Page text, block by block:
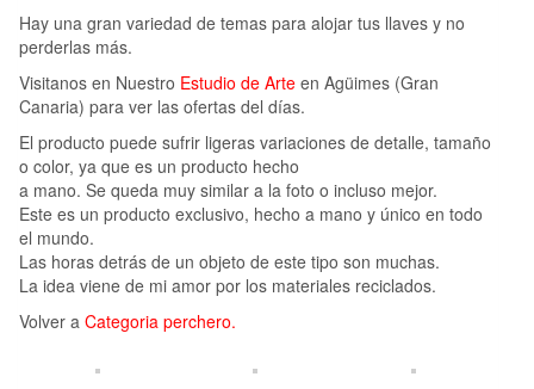
Hay una gran variedad de temas para alojar tus llaves y no
perderlas más.
Visitanos en Nuestro Estudio de Arte en Agüimes (Gran
Canaria) para ver las ofertas del días.
El producto puede sufrir ligeras variaciones de detalle, tamaño
o color, ya que es un producto hecho
a mano. Se queda muy similar a la foto o incluso mejor.
Este es un producto exclusivo, hecho a mano y único en todo
el mundo.
Las horas detrás de un objeto de este tipo son muchas.
La idea viene de mi amor por los materiales reciclados.
Volver a Categoria perchero.